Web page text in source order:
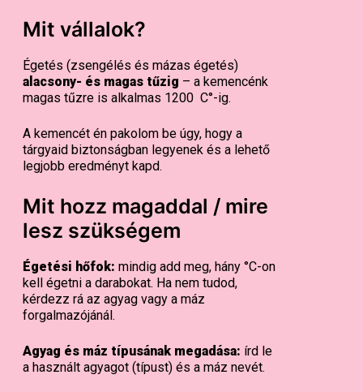
Mit vállalok?
Égetés (zsengélés és mázas égetés)
alacsony- és magas tűzig – a kemencénk
magas tűzre is alkalmas 1200 C°-ig.
A kemencét én pakolom be úgy, hogy a
tárgyaid biztonságban legyenek és a lehető
legjobb eredményt kapd.
Mit hozz magaddal / mire
lesz szükségem
Égetési hőfok: mindig add meg, hány °C-on
kell égetni a darabokat. Ha nem tudod,
kérdezz rá az agyag vagy a máz
forgalmazójánál.
Agyag és máz típusának megadása: írd le
a használt agyagot (típust) és a máz nevét.